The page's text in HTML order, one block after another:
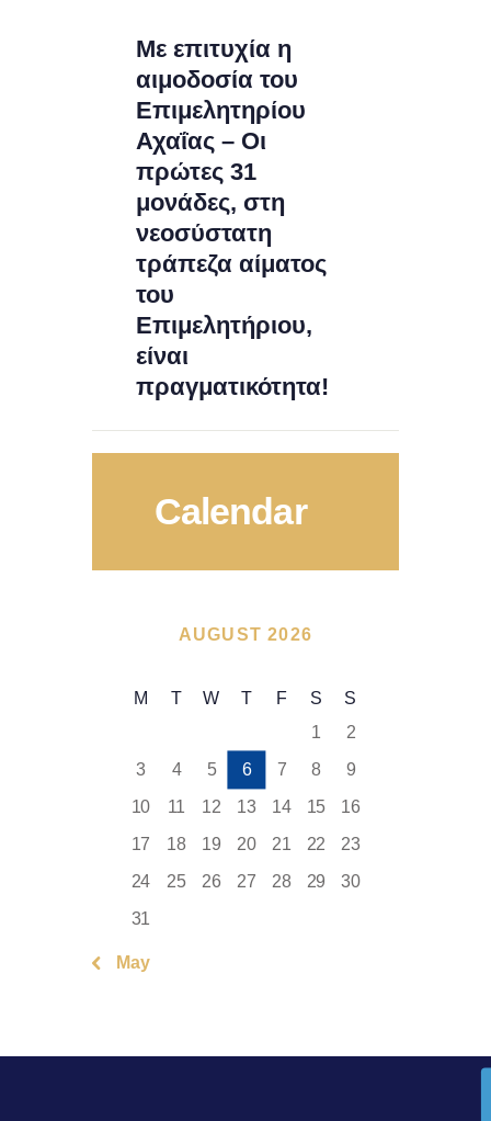
Με επιτυχία η
αιμοδοσία του
Επιμελητηρίου
Αχαΐας – Οι
πρώτες 31
μονάδες, στη
νεοσύστατη
τράπεζα αίματος
του
Επιμελητήριου,
είναι
πραγματικότητα!
Calendar
AUGUST 2026
M T W T F S
S
1
2
3
4 5 6 7 8
9
10
11 12 13 14 15
16
17
18 19 20 21 22
23
24
25 26 27 28 29
30
31
« May